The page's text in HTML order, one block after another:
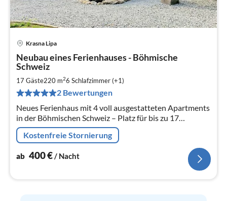
Krasna Lipa
Neubau eines Ferienhauses - Böhmische
Schweiz
17 Gäste220 m26 Schlafzimmer (+1)
2 Bewertungen
Neues Ferienhaus mit 4 voll ausgestatteten Apartments
in der Böhmischen Schweiz – Platz für bis zu 17
Personen!
Kostenfreie Stornierung
ab 400€/ Nacht